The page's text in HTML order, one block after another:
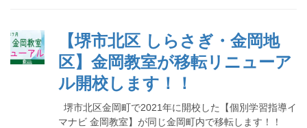
【堺市北区 しらさぎ・金岡地
区】金岡教室が移転リニューア
ル開校します！！
堺市北区金岡町で2021年に開校した【個別学習指導イ
マナビ 金岡教室】が同じ金岡町内で移転します！！